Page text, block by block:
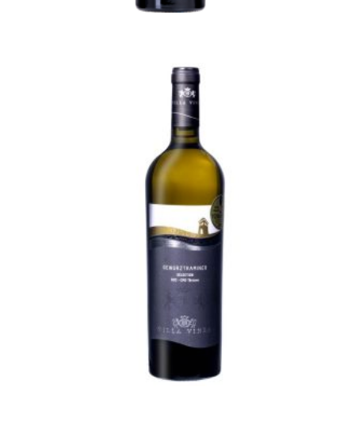
Fűszeres Tramini Selection
85,00lei TVA incl.